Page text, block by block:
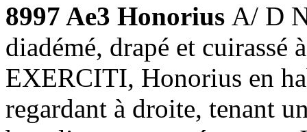
8997 Ae3 Honorius A/ D
diadémé, drapé et
EXERCITI, Honorius en
regardant à droite, tenant